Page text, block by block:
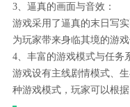
3、逼真的画面与音效：
游戏采用了逼真的末日写
为玩家带来身临其境的游戏
4、丰富的游戏模式与任务
游戏设有主线剧情模式、
种游戏模式，玩家可以根